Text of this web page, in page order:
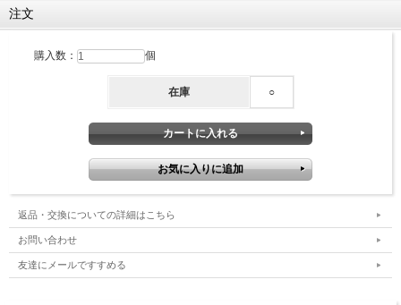
注文
購入数： 個
在庫 ○
返品・交換についての詳細はこちら
お問い合わせ
友達にメールですすめる